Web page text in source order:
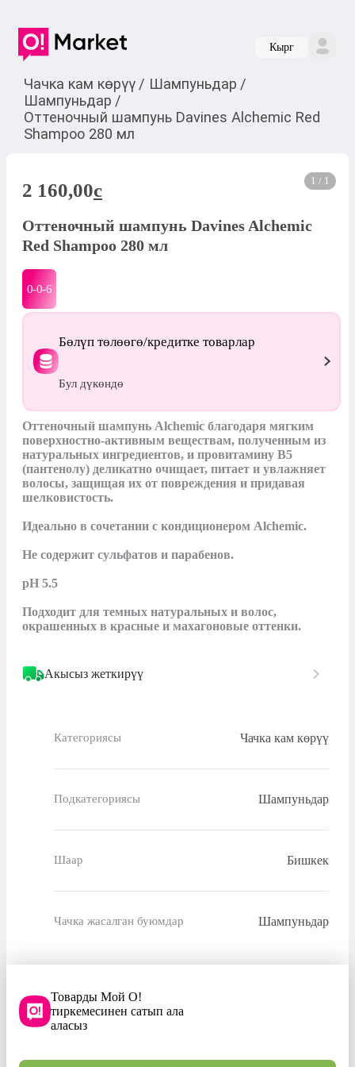
Кырг
Чачка кам көрүү / Шампуньдар /
Шампуньдар /
Оттеночный шампунь Davines Alchemic Red
Shampoo 280 мл
1 / 1
2 160,00c
Оттеночный шампунь Davines Alchemic
Red Shampoo 280 мл
0-0-6
Бөлүп төлөөгө/кредитке товарлар
Бул дүкөндө
Оттеночный шампунь Alchemic благодаря мягким
поверхностно-активным веществам, полученным из
натуральных ингредиентов, и провитамину В5
(пантенолу) деликатно очищает, питает и увлажняет
волосы, защищая их от повреждения и придавая
шелковистость.
Идеально в сочетании с кондиционером Alchemic.
Не содержит сульфатов и парабенов.
pH 5.5
Подходит для темных натуральных и волос,
окрашенных в красные и махагоновые оттенки.
Акысыз жеткирүү
Категориясы Чачка кам көрүү
Подкатегориясы Шампуньдар
Шаар Бишкек
Чачка жасалган буюмдар Шампуньдар
Товарды Мой О!
тиркемесинен сатып ала
аласыз